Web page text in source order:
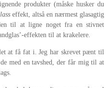
produkter (måske husker du
effekt, altså en nærmest glasagtig
til at ligne noget fra en stivnet
effekten til at krakelere.
at få fat i. Jeg har skrevet pænt til
med en tavshed, der får mig til at